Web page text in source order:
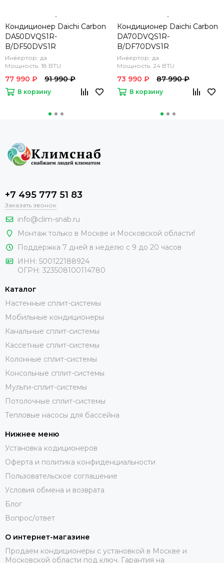
Кондиционер Daichi Carbon
DA50DVQS1R-
B/DF50DVS1R
Инвертор: да
Мощность: 18 BTU
77 990 ₽ 91 990 ₽
В корзину
Кондиционер Daichi Carbon
DA70DVQS1R-
B/DF70DVS1R
Инвертор: да
Мощность: 24 BTU
73 990 ₽ 87 990 ₽
В корзину
+7 495 777 51 83
Заказать звонок
info@clim-snab.ru
Монтаж только в Москве и Московской области!
Поддержка 7 дней в неделю с 9 до 20 часов
ИНН: 500122188924
ОГРН: 323508100114780
Каталог
Настенные сплит-системы
Мобильные кондиционеры
Канальные сплит-системы
Кассетные сплит-системы
Колонные сплит-системы
Консольные сплит-системы
Мульти-сплит-системы
Потолочные сплит-системы
Тепловые насосы для бассейна
Нижнее меню
Установка кодиционеров
Оферта и политика конфиденциальности
Пользовательское соглашение
Условия обмена и возврата
Блог
Вопрос/ответ
О интернет-магазине
Продаем кондиционеры с установкой в Москве и
Московской области под ключ. Гарантия на